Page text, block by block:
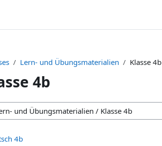
Lern- und Übungsmaterialien Klasse 4b
4b
categories
4b